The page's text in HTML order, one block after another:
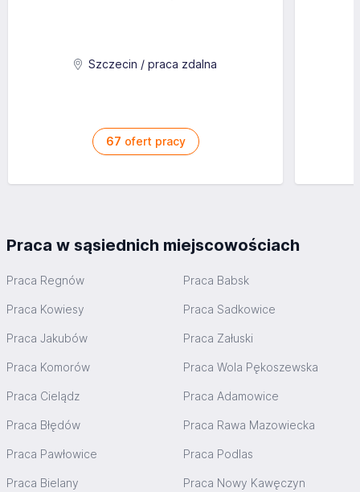
Szczecin / praca zdalna
67 ofert pracy
Praca w sąsiednich miejscowościach
Praca Regnów Praca Babsk
Praca Kowiesy Praca Sadkowice
Praca Jakubów Praca Załuski
Praca Komorów Praca Wola Pękoszewska
Praca Cielądz Praca Adamowice
Praca Błędów Praca Rawa Mazowiecka
Praca Pawłowice Praca Podlas
Praca Bielany Praca Nowy Kawęczyn